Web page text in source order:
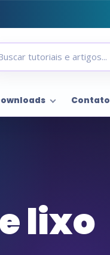
Contato
lixo